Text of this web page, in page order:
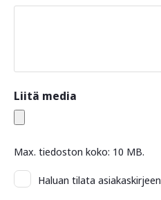
Liitä media
Max. tiedoston koko: 10 MB.
Asiakaskirje
Haluan tilata asiakaskirjeen